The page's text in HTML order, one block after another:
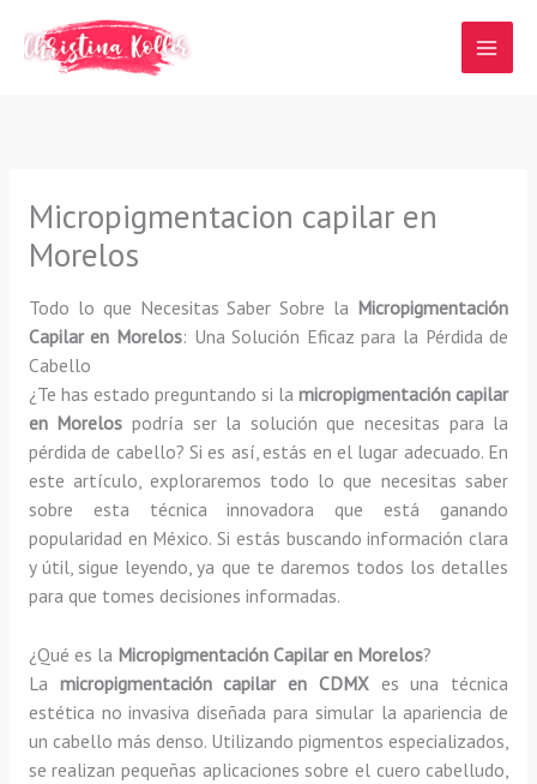
contenido
Micropigmentacion capilar en
Morelos
Todo lo que Necesitas Saber Sobre la Micropigmentación
Capilar en Morelos: Una Solución Eficaz para la Pérdida de
Cabello
¿Te has estado preguntando si lamicropigmentación capilar
en Morelos podría ser la solución que necesitas para la
pérdida de cabello? Si es así, estás en el lugar adecuado. En
este artículo, exploraremos todo lo que necesitas saber
sobre esta técnica innovadora que está ganando
popularidad en México. Si estás buscando información clara
y útil, sigue leyendo, ya que te daremos todos los detalles
para que tomes decisiones informadas.
¿Qué es la Micropigmentación Capilar en Morelos?
La micropigmentación capilar en CDMXes una técnica
estética no invasiva diseñada para simular la apariencia de
un cabello más denso. Utilizando pigmentos especializados,
se realizan pequeñas aplicaciones sobre el cuero cabelludo,